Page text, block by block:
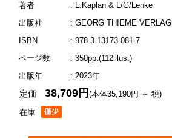
著者
: L.Kaplan & L/G/Lenke
出版社
: GEORG THIEME VERLAG
ISBN
: 978-3-13173-081-7
ページ数
: 350pp.(112illus.)
出版年
: 2023年
在庫
定価38,709円(本体35,190円 ＋ 税)